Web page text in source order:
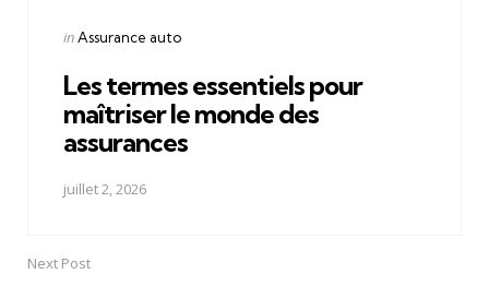
Posted
inAssurance auto
Les termes essentiels pour
maîtriser le monde des
assurances
juillet 2, 2026
Next Post